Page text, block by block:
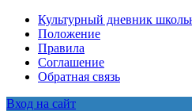
Культурный дневник
Положение
Правила
Соглашение
Обратная связь
Вход на сайт